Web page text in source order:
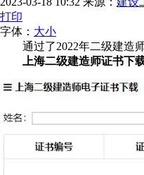
打印
字体： 大小
通过了2022年二级建造师
上海二级建造师证书下